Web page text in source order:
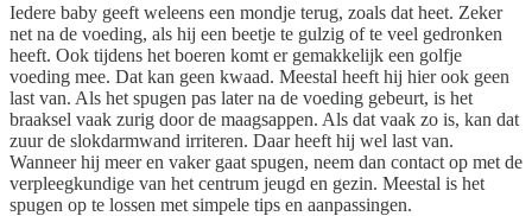
Iedere baby geeft weleens een mondje terug, zoals dat heet. Zeker
net na de voeding, als hij een beetje te gulzig of te veel gedronken
heeft. Ook tijdens het boeren komt er gemakkelijk een golfje
voeding mee. Dat kan geen kwaad. Meestal heeft hij hier ook geen
last van. Als het spugen pas later na de voeding gebeurt, is het
braaksel vaak zurig door de maagsappen. Als dat vaak zo is, kan dat
zuur de slokdarmwand irriteren. Daar heeft hij wel last van.
Wanneer hij meer en vaker gaat spugen, neem dan contact op met de
verpleegkundige van het centrum jeugd en gezin. Meestal is het
spugen op te lossen met simpele tips en aanpassingen.